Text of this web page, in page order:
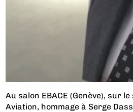
Au salon EBACE (Genève), sur
Aviation, hommage à Serge